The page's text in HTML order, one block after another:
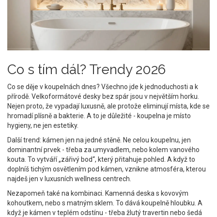
Co s tím dál? Trendy 2026
Co se děje v koupelnách dnes? Všechno jde k jednoduchosti a k
přírodě. Velkoformátové desky bez spár jsou v největším horku.
Nejen proto, že vypadají luxusně, ale protože eliminují místa, kde se
hromadí plísně a bakterie. A to je důležité - koupelna je místo
hygieny, ne jen estetiky.
Další trend: kámen jen na jedné stěně. Ne celou koupelnu, jen
dominantní prvek - třeba za umyvadlem, nebo kolem vanového
kouta. To vytváří „zářivý bod“, který přitahuje pohled. A když to
doplníš tichým osvětlením pod kámen, vznikne atmosféra, kterou
najdeš jen v luxusních wellness centrech.
Nezapomeň také na kombinaci. Kamenná deska s kovovým
kohoutkem, nebo s matným sklem. To dává koupelně hloubku. A
když je kámen v teplém odstínu - třeba žlutý travertin nebo šedá